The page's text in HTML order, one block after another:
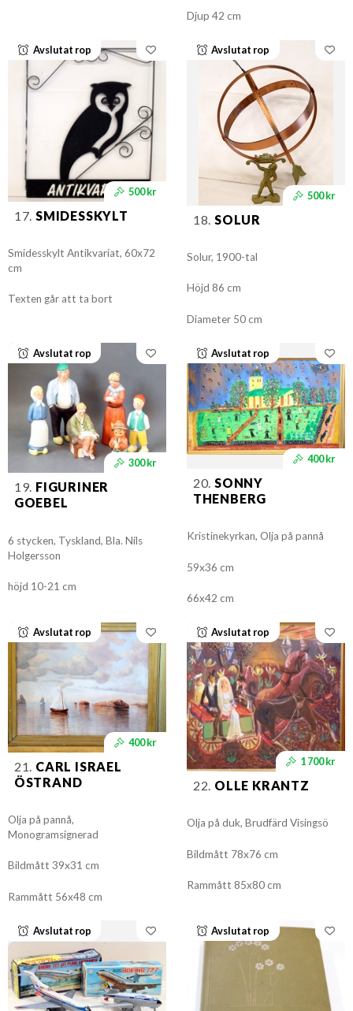
Djup 42 cm
Avslutat rop
500 kr
17. SMIDESSKYLT
Smidesskylt Antikvariat, 60x72
cm
Texten går att ta bort
Avslutat rop
500 kr
18. SOLUR
Solur, 1900-tal
Höjd 86 cm
Diameter 50 cm
Avslutat rop
300 kr
19. FIGURINER
GOEBEL
6 stycken, Tyskland, Bla. Nils
Holgersson
höjd 10-21 cm
Avslutat rop
400 kr
20. SONNY
THENBERG
Kristinekyrkan, Olja på pannå
59x36 cm
66x42 cm
Avslutat rop
400 kr
21. CARL ISRAEL
ÖSTRAND
Olja på pannå,
Monogramsignerad
Bildmått 39x31 cm
Rammått 56x48 cm
Avslutat rop
1 700 kr
22. OLLE KRANTZ
Olja på duk, Brudfärd Visingsö
Bildmått 78x76 cm
Rammått 85x80 cm
Avslutat rop Avslutat rop